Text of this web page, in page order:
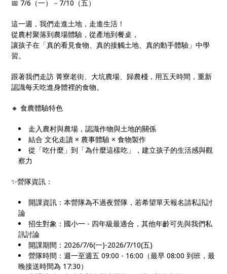
📅 7/6（一）－7/10（五）
這一週，我們走進土地，走進生活！
從農村聚落到農場體驗，從產地到餐桌，
讓孩子在「真的看見食物、真的接觸土地、真的動手體驗」中學
習。
跟著我們走訪 菁寮老街、大坑農場、歸農棧，用五天時間，重新
認識每天吃進身體裡的食物。
🔸 食農體驗特色
走入農村與農場，認識作物與土地的關係
結合 文化走讀 × 農事體驗 × 食物製作
從「吃什麼」到「為什麼這樣吃」，建立孩子的生活感與觀
察力
✨營隊資訊：
開課資訊：本營隊為不過夜營隊，若希望單天報名請私訊討
論
招生對象：國小一 - 四年級最適合，其他年齡可先與我們私
訊討論
開課期間：2026/7/6(一)-2026/7/10(五)
營隊時間：週一至週五 09:00 - 16:00（最早 08:00 到班，最
晚接送時間為 17:30）